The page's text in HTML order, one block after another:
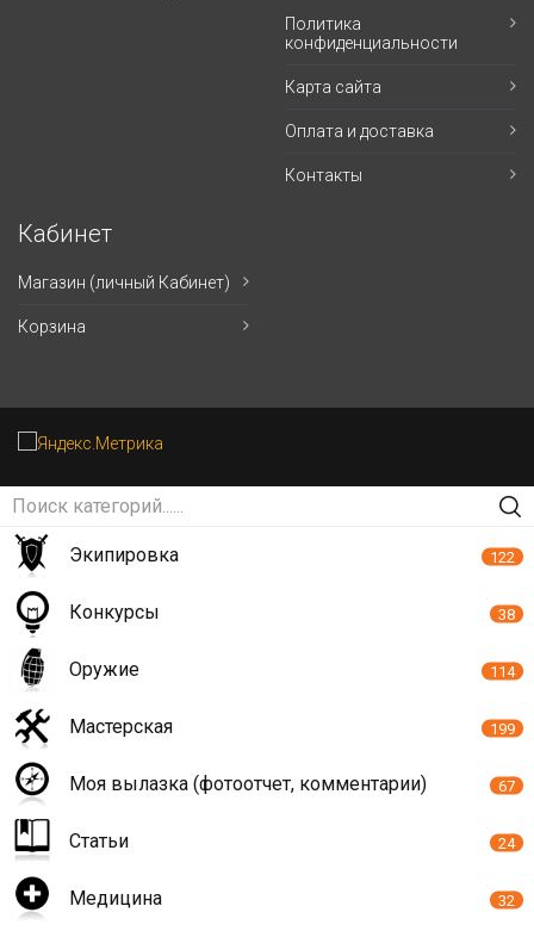
Политика
конфиденциальности
Карта сайта
Оплата и доставка
Контакты
Кабинет
Магазин (личный Кабинет)
Корзина
Экипировка 122
Конкурсы 38
Оружие 114
Мастерская 199
Моя вылазка (фотоотчет, комментарии) 67
Статьи 24
Медицина 32